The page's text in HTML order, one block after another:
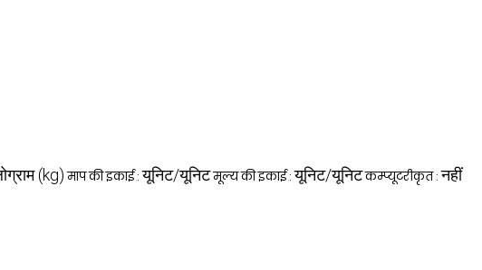
(kg) माप की इकाई :यूनिट/यूनिटमूल्य की इकाई :यूनिट/यूनिटकम्प्यूटरीकृत :नहीं